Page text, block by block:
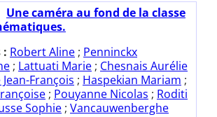
Une caméra au fond de la classe
: Robert Aline ; Penninckx
; Lattuati Marie ; Chesnais Aurélie
François ; Haspekian Mariam ;
; Pouyanne Nicolas ; Roditi
Sophie ; Vancauwenberghe